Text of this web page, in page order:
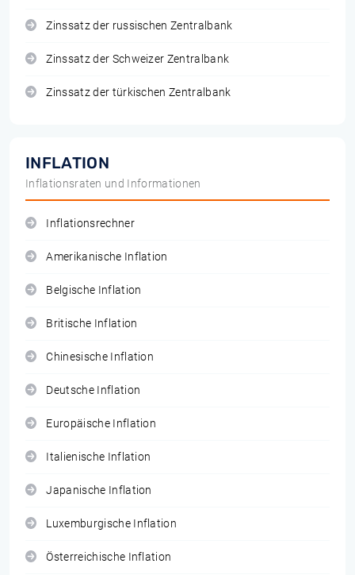
Zinssatz der russischen Zentralbank
Zinssatz der Schweizer Zentralbank
Zinssatz der türkischen Zentralbank
INFLATION
Inflationsraten und Informationen
Inflationsrechner
Amerikanische Inflation
Belgische Inflation
Britische Inflation
Chinesische Inflation
Deutsche Inflation
Europäische Inflation
Italienische Inflation
Japanische Inflation
Luxemburgische Inflation
Österreichische Inflation